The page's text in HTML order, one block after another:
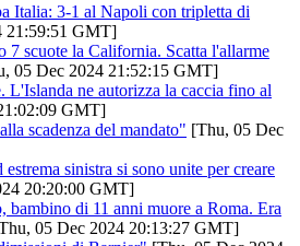
Italia: 3-1 al Napoli con tripletta di
21:59:51 GMT]
7 scuote la California. Scatta l'allarme
05 Dec 2024 21:52:15 GMT]
L'Islanda ne autorizza la caccia fino al
GMT]
scadenza del mandato" [Thu, 05 Dec
sinistra si sono unite per creare
20:20:00 GMT]
bambino di 11 anni muore a Roma. Era
05 Dec 2024 20:13:27 GMT]